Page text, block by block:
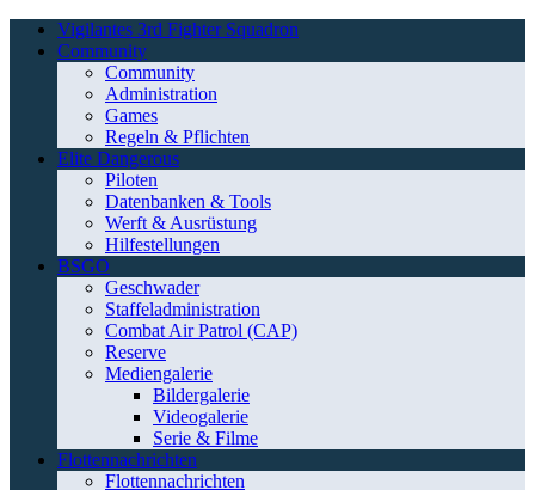
Vigilantes 3rd Fighter Squadron
Community
Community
Administration
Games
Regeln & Pflichten
Elite Dangerous
Piloten
Datenbanken & Tools
Werft & Ausrüstung
Hilfestellungen
BSGO
Geschwader
Staffeladministration
Combat Air Patrol (CAP)
Reserve
Mediengalerie
Bildergalerie
Videogalerie
Serie & Filme
Flottennachrichten
Flottennachrichten